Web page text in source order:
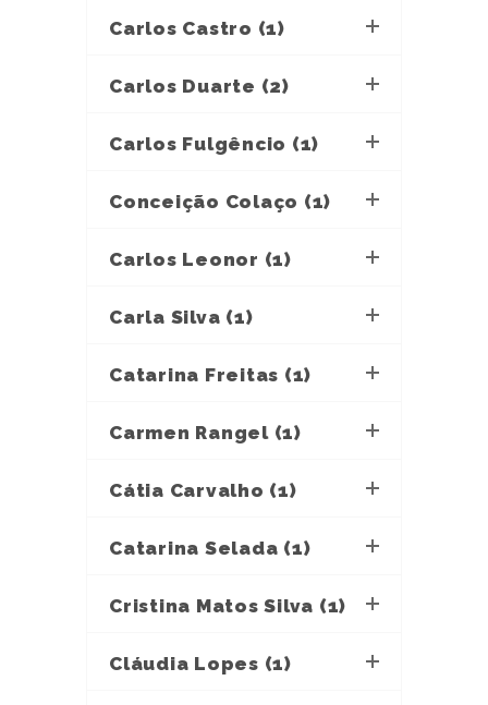
Carlos Castro (1)
Carlos Duarte (2)
Carlos Fulgêncio (1)
Conceição Colaço (1)
Carlos Leonor (1)
Carla Silva (1)
Catarina Freitas (1)
Carmen Rangel (1)
Cátia Carvalho (1)
Catarina Selada (1)
Cristina Matos Silva (1)
Cláudia Lopes (1)